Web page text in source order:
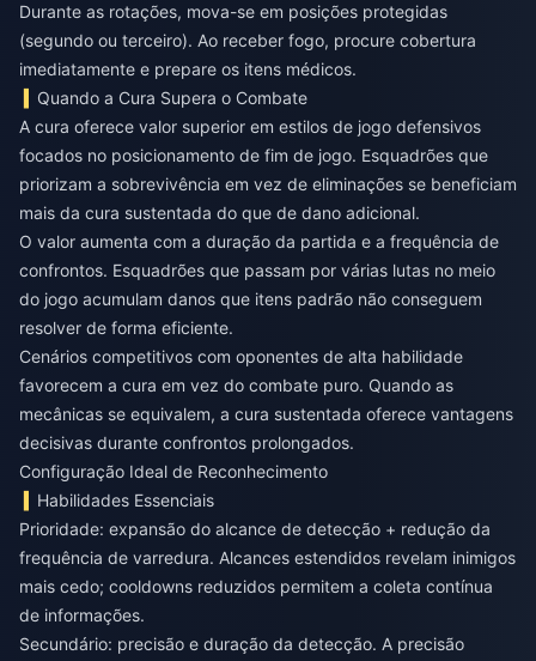
Durante as rotações, mova-se em posições protegidas
(segundo ou terceiro). Ao receber fogo, procure cobertura
imediatamente e prepare os itens médicos.
Quando a Cura Supera o Combate
A cura oferece valor superior em estilos de jogo defensivos
focados no posicionamento de fim de jogo. Esquadrões que
priorizam a sobrevivência em vez de eliminações se beneficiam
mais da cura sustentada do que de dano adicional.
O valor aumenta com a duração da partida e a frequência de
confrontos. Esquadrões que passam por várias lutas no meio
do jogo acumulam danos que itens padrão não conseguem
resolver de forma eficiente.
Cenários competitivos com oponentes de alta habilidade
favorecem a cura em vez do combate puro. Quando as
mecânicas se equivalem, a cura sustentada oferece vantagens
decisivas durante confrontos prolongados.
Configuração Ideal de Reconhecimento
Habilidades Essenciais
Prioridade: expansão do alcance de detecção + redução da
frequência de varredura. Alcances estendidos revelam inimigos
mais cedo; cooldowns reduzidos permitem a coleta contínua
de informações.
Secundário: precisão e duração da detecção. A precisão